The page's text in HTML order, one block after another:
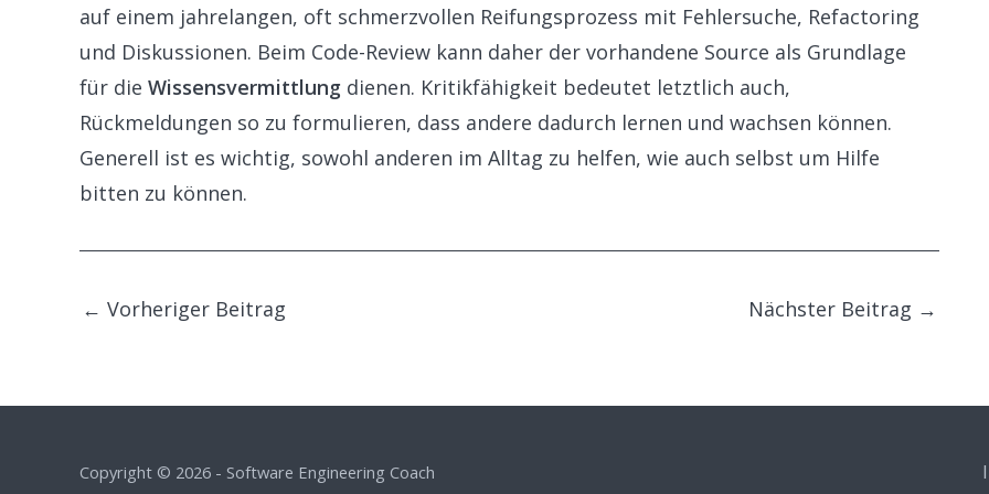
auf einem jahrelangen, oft schmerzvollen Reifungsprozess mit Fehlersuche, Refactoring
und Diskussionen. Beim Code-Review kann daher der vorhandene Source als Grundlage
für die Wissensvermittlung dienen. Kritikfähigkeit bedeutet letztlich auch,
Rückmeldungen so zu formulieren, dass andere dadurch lernen und wachsen können.
Generell ist es wichtig, sowohl anderen im Alltag zu helfen, wie auch selbst um Hilfe
bitten zu können.
Post
← Vorheriger Beitrag Nächster Beitrag →
Copyright © 2026 - Software Engineering Coach